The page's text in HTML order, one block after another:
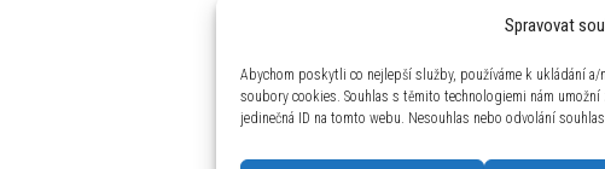
Spravovat
Abychom poskytli co nejlepší služby, používáme k ukládání
soubory cookies. Souhlas s těmito technologiemi nám
jedinečná ID na tomto webu. Nesouhlas nebo odvolání